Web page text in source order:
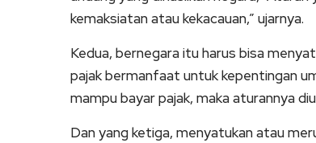
kemaksiatan atau kekacauan,” ujarnya.
Kedua, bernegara itu harus bisa
pajak bermanfaat untuk kepentingan
mampu bayar pajak, maka aturannya
Dan yang ketiga, menyatukan atau